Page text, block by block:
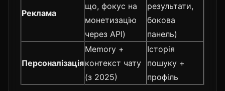
Реклама
що, фокус на
монетизацію
через API)
результати,
бокова
панель)
Персоналізація
Memory +
контекст чату
(з 2025)
Історія
пошуку +
профіль